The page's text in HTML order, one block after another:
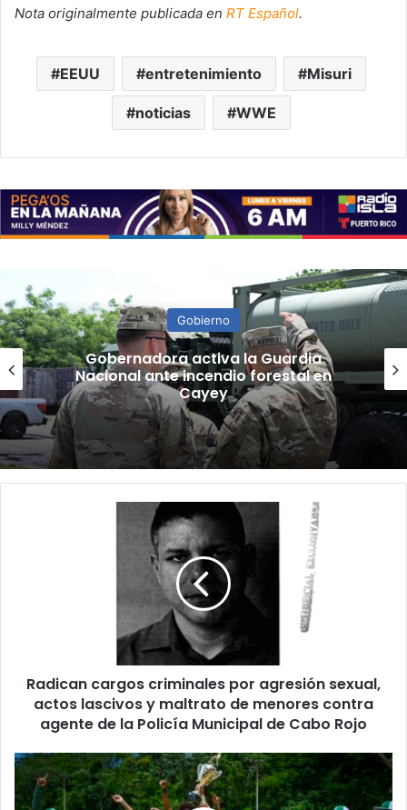
Nota originalmente publicada en RT Español.
EEUU entretenimiento Misuri
noticias WWE
Gobierno
“Camisa hecha a la medida”:
Planificador cuestiona aprobación
de consulta de ubicación de Esencia
maltrato
menores
agente
de
la
Radican cargos criminales por agresión sexual,
actos lascivos y maltrato de menores contra
agente de la Policía Municipal de Cabo Rojo
Las
Juanas
de